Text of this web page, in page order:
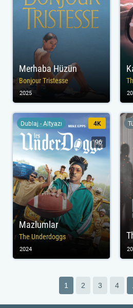
Merhaba Hüzün
Bonjour Tristesse
2025
Mazlumlar
The Underdoggs
Dublaj - Altyazı 4K
96
2024
1 2 3 4